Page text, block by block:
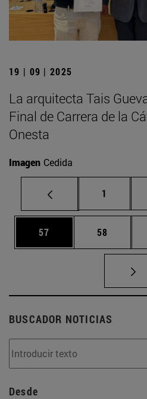
19 | 09 | 2025
La arquitecta Tais
Final de Carrera de la
Onesta
Imagen Cedida
Página
1
Página
57 Página
58
BUSCADOR NOTICIAS
Desde